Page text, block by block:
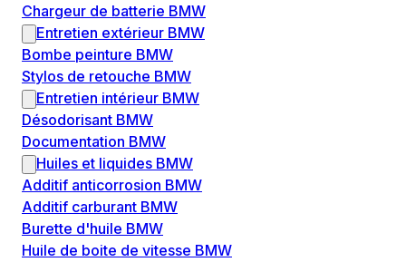
Chargeur de batterie BMW
Entretien extérieur BMW
Bombe peinture BMW
Stylos de retouche BMW
Entretien intérieur BMW
Désodorisant BMW
Documentation BMW
Huiles et liquides BMW
Additif anticorrosion BMW
Additif carburant BMW
Burette d'huile BMW
Huile de boite de vitesse BMW